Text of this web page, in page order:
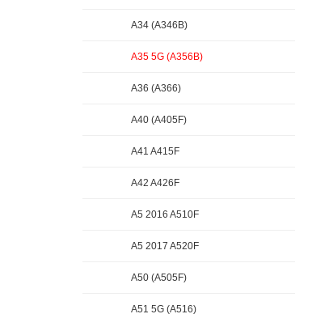
A34 (A346B)
A35 5G (A356B)
A36 (A366)
A40 (A405F)
A41 A415F
A42 A426F
A5 2016 A510F
A5 2017 A520F
A50 (A505F)
A51 5G (A516)